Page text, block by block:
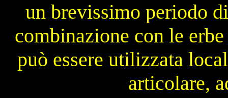
un brevissimo periodo
combinazione con le
può essere utilizzata
articolare,